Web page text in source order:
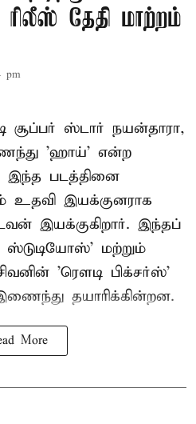
தேதி மாற்றம்
pm
சூப்பர் ஸ்டார் நயன்தாரா,
'ஹாய்' என்ற
இந்த படத்தினை
உதவி இயக்குனராக
இயக்குகிறார். இந்தப்
மற்றும்
'ரௌடி பிக்சர்ஸ்'
தயாரிக்கின்றன.
More